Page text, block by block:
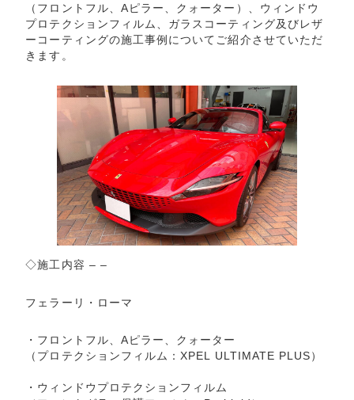
（フロントフル、Aピラー、クォーター）、ウィンドウ
プロテクションフィルム、ガラスコーティング及びレザ
ーコーティングの施工事例についてご紹介させていただ
きます。
◇施工内容 – –
フェラーリ・ローマ
・フロントフル、Aピラー、クォーター
（プロテクションフィルム：XPEL ULTIMATE PLUS）
・ウィンドウプロテクションフィルム